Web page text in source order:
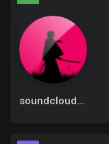
soundcloudadmin